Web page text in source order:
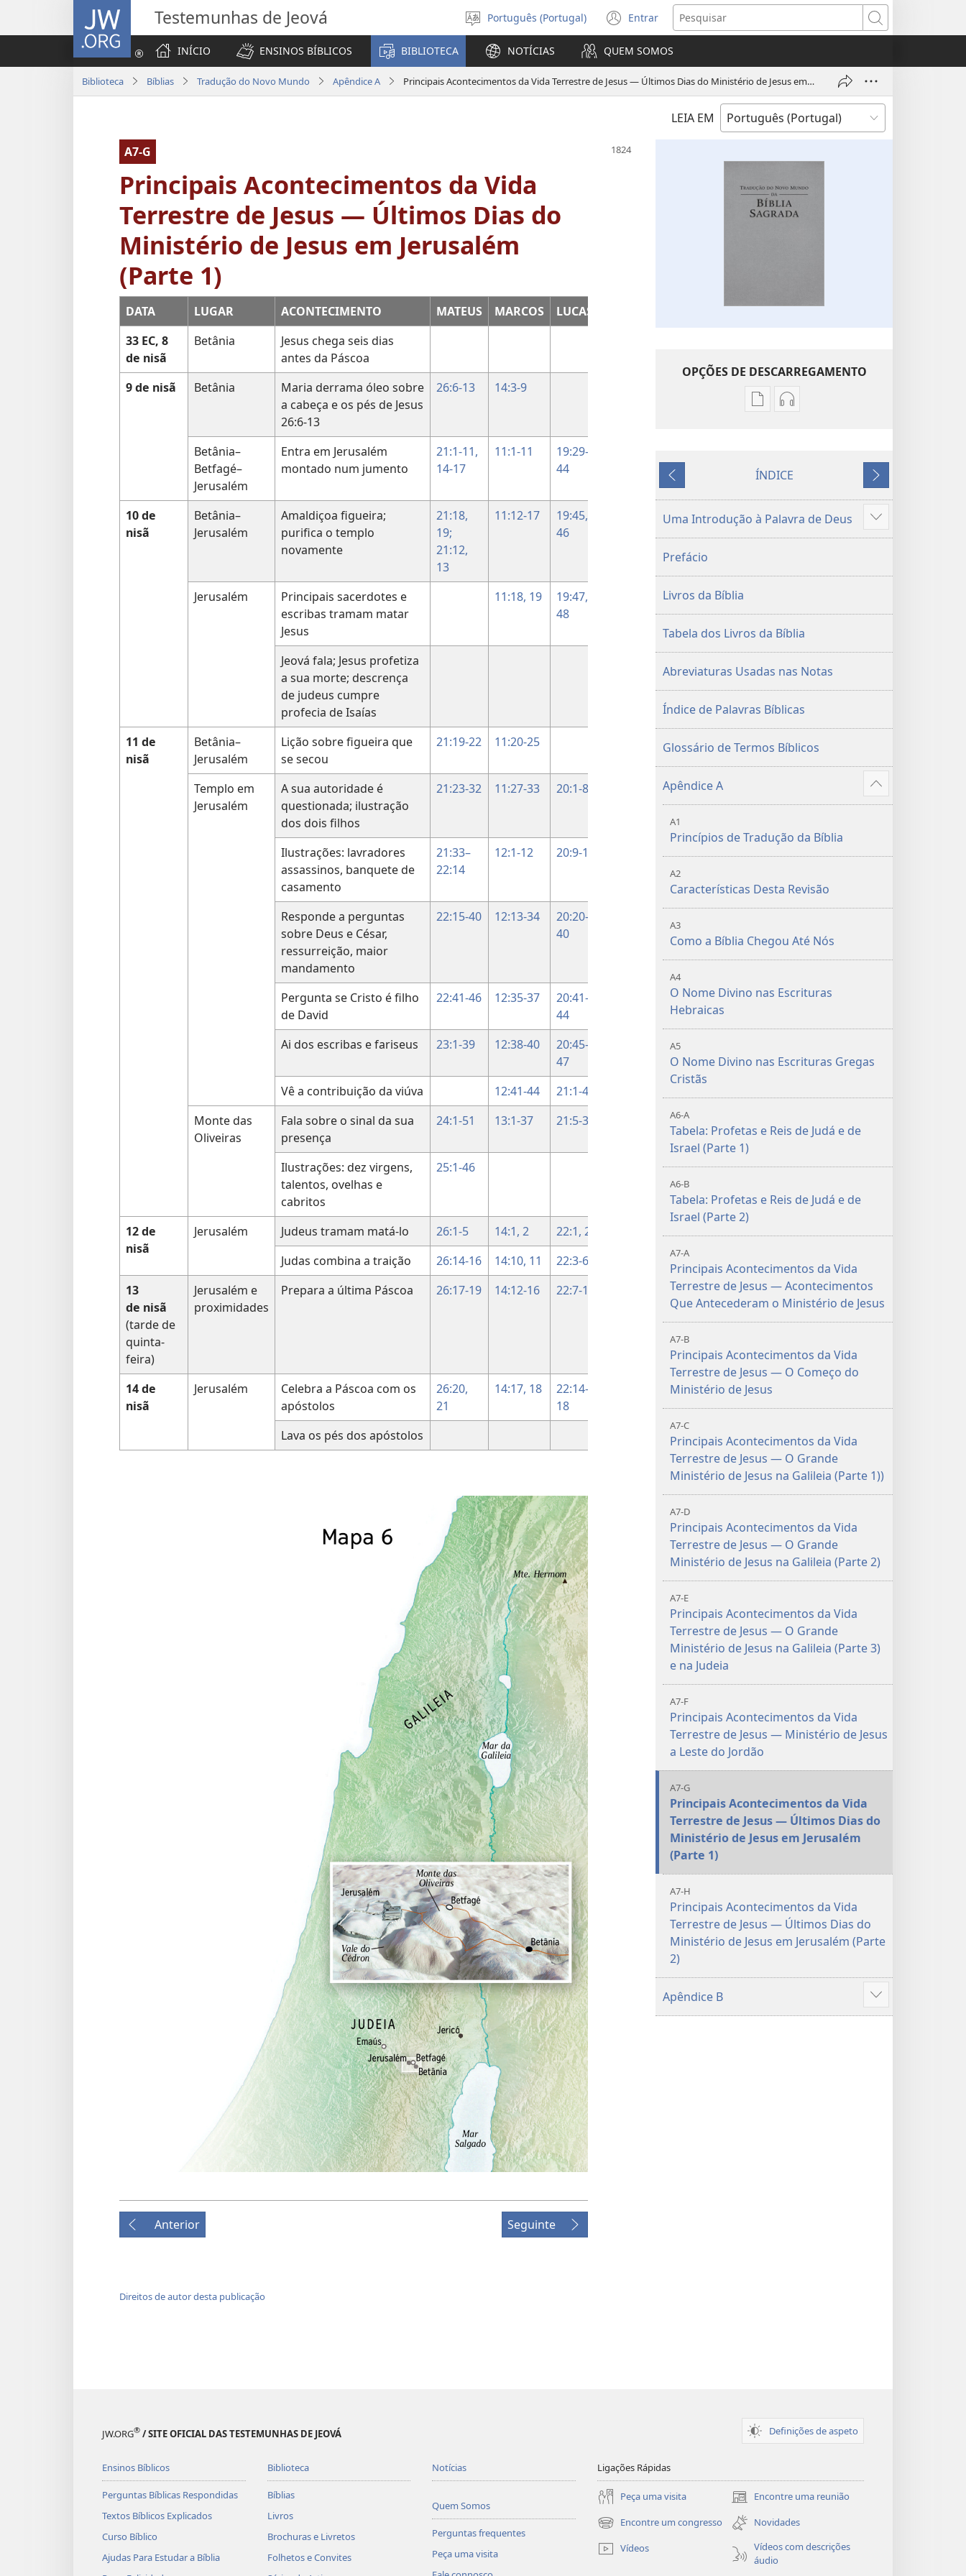
JW.ORG Testemunhas de Jeová
Selecionar
Língua
Português (Portugal) Entrar
(abre
uma
nova
janela)
Pesquisar
INÍCIO
ENSINOS BÍBLICOS BIBLIOTECA NOTÍCIAS QUEM SOMOS
Biblioteca Bíblias Tradução do Novo Mundo Apêndice A Principais Acontecimentos da Vida Terrestre de Jesus — Últimos Dias do Ministério de Jesus em Jerusalém (Parte 1)
LEIA EM
A7-G
Principais Acontecimentos da Vida
Terrestre de Jesus — Últimos Dias do
Ministério de Jesus em Jerusalém
(Parte 1)
DATA LUGAR ACONTECIMENTO MATEUS MARCOS LUCAS
33 EC, 8
de nisã
Betânia
Jesus chega seis dias
antes da Páscoa
9 de nisã
Betânia
Maria derrama óleo sobre
a cabeça e os pés de Jesus
26:6-13
26:6-13 14:3-9
Betânia–
Betfagé–
Jerusalém
Entra em Jerusalém
montado num jumento
21:1-11,
14-17
11:1-11
19:29-
44
10 de
nisã
Betânia–
Jerusalém
Amaldiçoa figueira;
purifica o templo
novamente
21:18,
19;
21:12,
13
11:12-17
19:45,
46
Jerusalém
Principais sacerdotes e
escribas tramam matar
Jesus
11:18, 19
19:47,
48
Jeová fala; Jesus profetiza
a sua morte; descrença
de judeus cumpre
profecia de Isaías
11 de
nisã
Betânia–
Jerusalém
Lição sobre figueira que
se secou
21:19-22 11:20-25
Templo em
Jerusalém
A sua autoridade é
questionada; ilustração
dos dois filhos
21:23-32 11:27-33 20:1-8
Ilustrações: lavradores
assassinos, banquete de
casamento
21:33–
22:14
12:1-12 20:9-19
Responde a perguntas
sobre Deus e César,
ressurreição, maior
mandamento
22:15-40 12:13-34
20:20-
40
Pergunta se Cristo é filho
de David
22:41-46 12:35-37
20:41-
44
Ai dos escribas e fariseus
23:1-39 12:38-40
20:45-
47
Vê a contribuição da viúva
12:41-44
21:1-4
Monte das
Oliveiras
Fala sobre o sinal da sua
presença
24:1-51 13:1-37 21:5-38
Ilustrações: dez virgens,
talentos, ovelhas e
cabritos
25:1-46
12 de
nisã
Jerusalém Judeus tramam matá-lo 26:1-5 14:1, 2
22:1, 2
Judas combina a traição
26:14-16 14:10, 11
22:3-6
13
de nisã
(tarde de
quinta-
feira)
Jerusalém e
proximidades
Prepara a última Páscoa 26:17-19 14:12-16 22:7-13
14 de
nisã
Jerusalém
Celebra a Páscoa com os
apóstolos
26:20,
21
14:17, 18
22:14-
18
Lava os pés dos apóstolos
Anterior Seguinte
Direitos de autor desta publicação
OPÇÕES DE DESCARREGAMENTO
Opções
publicações
do
Novo
Bíblia
(Edição de 2016)
Opções
áudio
Novo
Bíblia
(Edição de 2016)
Anterior
ÍNDICE
Seguinte
Uma Introdução à Palavra de Deus
Mostrar
mais
Prefácio
Livros da Bíblia
Tabela dos Livros da Bíblia
Abreviaturas Usadas nas Notas
Índice de Palavras Bíblicas
Glossário de Termos Bíblicos
Apêndice A
Mostrar
mais
A1
Princípios de Tradução da Bíblia
A2
Características Desta Revisão
A3
Como a Bíblia Chegou Até Nós
A4
O Nome Divino nas Escrituras
Hebraicas
A5
O Nome Divino nas Escrituras Gregas
Cristãs
A6-A
Tabela: Profetas e Reis de Judá e de
Israel (Parte 1)
A6-B
Tabela: Profetas e Reis de Judá e de
Israel (Parte 2)
A7-A
Principais Acontecimentos da Vida
Terrestre de Jesus — Acontecimentos
Que Antecederam o Ministério de Jesus
A7-B
Principais Acontecimentos da Vida
Terrestre de Jesus — O Começo do
Ministério de Jesus
A7-C
Principais Acontecimentos da Vida
Terrestre de Jesus — O Grande
Ministério de Jesus na Galileia (Parte 1))
A7-D
Principais Acontecimentos da Vida
Terrestre de Jesus — O Grande
Ministério de Jesus na Galileia (Parte 2)
A7-E
Principais Acontecimentos da Vida
Terrestre de Jesus — O Grande
Ministério de Jesus na Galileia (Parte 3)
e na Judeia
A7-F
Principais Acontecimentos da Vida
Terrestre de Jesus — Ministério de Jesus
a Leste do Jordão
A7-G
Principais Acontecimentos da Vida
Terrestre de Jesus — Últimos Dias do
Ministério de Jesus em Jerusalém
(Parte 1)
A7-H
Principais Acontecimentos da Vida
Terrestre de Jesus — Últimos Dias do
Ministério de Jesus em Jerusalém (Parte
2)
Apêndice B
Mostrar
mais
JW.ORG® / SITE OFICIAL DAS TESTEMUNHAS DE JEOVÁ Definições de aspeto
Ensinos Bíblicos
Perguntas Bíblicas Respondidas
Textos Bíblicos Explicados
Curso Bíblico
Ajudas Para Estudar a Bíblia
Biblioteca
Bíblias
Livros
Brochuras e Livretos
Folhetos e Convites
Notícias
Quem Somos
Perguntas frequentes
Peça uma visita
Ligações Rápidas
Peça uma visita Encontre uma reunião
(abre
uma
nova
janela)
Encontre um congresso
(abre
uma
nova
Novidades
Vídeos
Vídeos com descrições
áudio